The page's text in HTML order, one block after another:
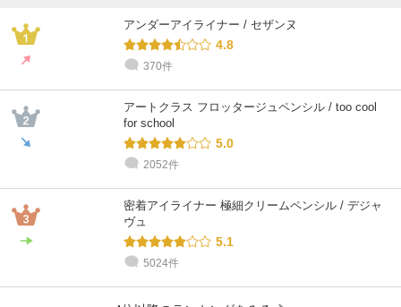
アンダーアイライナー / セザンヌ
4.8
370件
アートクラス フロッタージュペンシル / too cool
for school
5.0
2052件
密着アイライナー 極細クリームペンシル / デジャ
ヴュ
5.1
5024件